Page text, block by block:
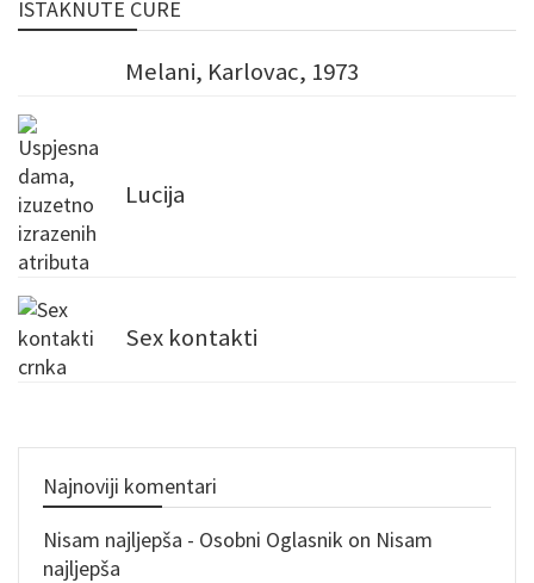
ISTAKNUTE CURE
Melani, Karlovac, 1973
Lucija
Sex kontakti
Najnoviji komentari
Nisam najljepša - Osobni Oglasnik on Nisam
najljepša